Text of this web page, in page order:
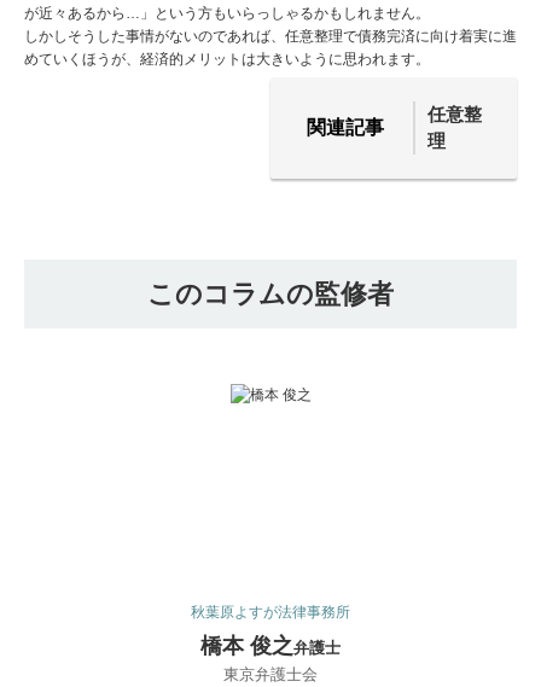
が近々あるから…」という方もいらっしゃるかもしれません。
しかしそうした事情がないのであれば、任意整理で債務完済に向け着実に進
めていくほうが、経済的メリットは大きいように思われます。
関連記事
任意整
理
このコラムの監修者
秋葉原よすが法律事務所
橋本 俊之弁護士
東京弁護士会